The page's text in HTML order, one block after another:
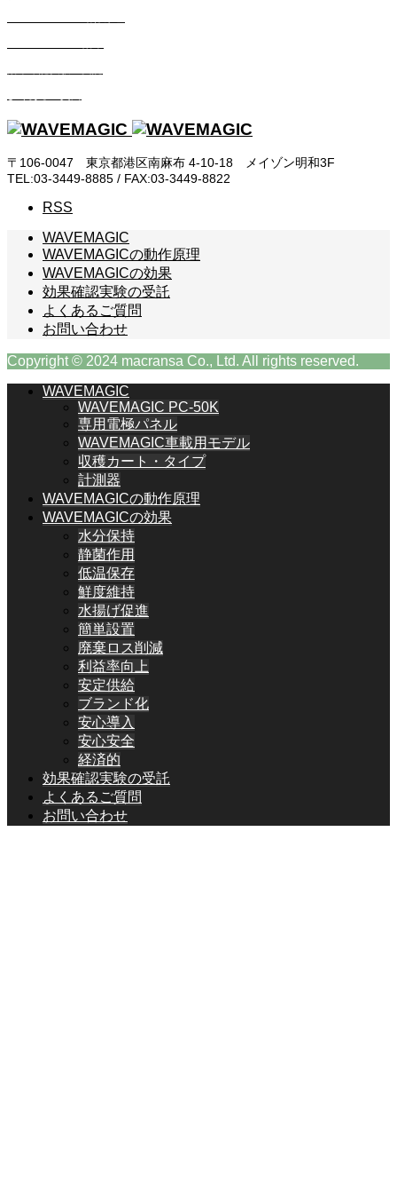
〒106-0047 東京都港区南麻布 4-10-18 メイゾン明和3F
TEL:03-3449-8885 / FAX:03-3449-8822
RSS
WAVEMAGIC
WAVEMAGICの動作原理
WAVEMAGICの効果
効果確認実験の受託
よくあるご質問
お問い合わせ
Copyright © 2024 macransa Co., Ltd. All rights reserved.
WAVEMAGIC
WAVEMAGIC PC-50K
専用電極パネル
WAVEMAGIC車載用モデル
収穫カート・タイプ
計測器
WAVEMAGICの動作原理
WAVEMAGICの効果
水分保持
静菌作用
低温保存
鮮度維持
水揚げ促進
簡単設置
廃棄ロス削減
利益率向上
安定供給
ブランド化
安心導入
安心安全
経済的
効果確認実験の受託
よくあるご質問
お問い合わせ